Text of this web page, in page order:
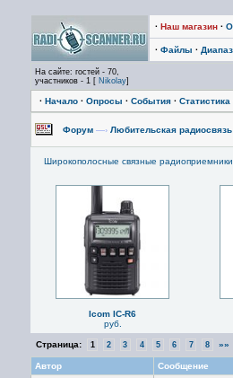
· Наш магазин ·
· Файлы ·
На сайте: гостей - 70,
участников - 1 [ Nikolay]
· Начало · Опросы · События · Статистика
Форум —› Любительская радиосвязь
Широкополосные связные
Icom IC-R6
руб.
Страница: 1 2 3 4 5 6 7 8 »»
Автор
Сообщение